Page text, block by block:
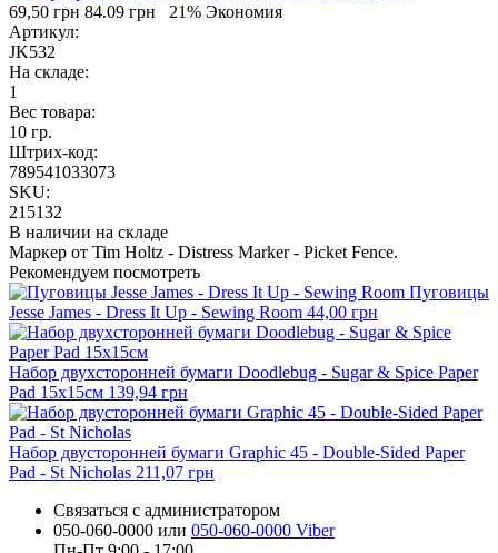
69,50 грн 84.09 грн
21% Экономия
Артикул:
JK532
На складе:
1
Вес товара:
10 гр.
Штрих-код:
789541033073
SKU:
215132
В наличии на складе
Маркер от Tim Holtz - Distress Marker - Picket Fence.
Рекомендуем посмотреть
Пуговицы
Jesse James - Dress It Up - Sewing Room 44,00 грн
Набор двухсторонней бумаги Doodlebug - Sugar & Spice Paper
Pad 15х15см 139,94 грн
Набор двусторонней бумаги Graphic 45 - Double-Sided Paper
Pad - St Nicholas 211,07 грн
Связаться с администратором
050-060-0000 или 050-060-0000 Viber